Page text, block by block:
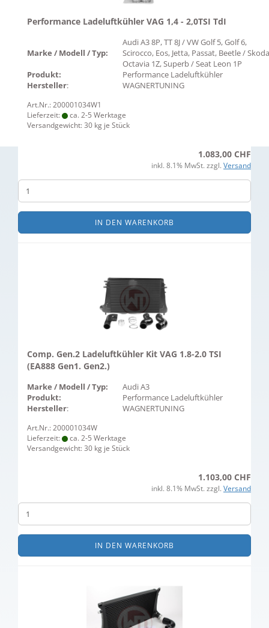
Performance Ladeluftkühler VAG 1,4 - 2,0TSI TdI
Marke / Modell / Typ:
Audi A3 8P, TT 8J / VW Golf 5, Golf 6,
Scirocco, Eos, Jetta, Passat, Beetle / Skoda
Octavia 1Z, Superb / Seat Leon 1P
Produkt:
Performance Ladeluftkühler
Hersteller: WAGNERTUNING
Art.Nr.: 200001034W1
Lieferzeit:
ca. 2-5 Werktage
Versandgewicht:30 kg je Stück
1.083,00 CHF
inkl. 8.1% MwSt. zzgl. Versand
IN DEN WARENKORB
Comp. Gen.2 Ladeluftkühler Kit VAG 1.8-2.0 TSI
(EA888 Gen1. Gen2.)
Marke / Modell / Typ:
Audi A3
Produkt:
Performance Ladeluftkühler
Hersteller: WAGNERTUNING
Art.Nr.: 200001034W
Lieferzeit:
ca. 2-5 Werktage
Versandgewicht:30 kg je Stück
1.103,00 CHF
inkl. 8.1% MwSt. zzgl. Versand
IN DEN WARENKORB